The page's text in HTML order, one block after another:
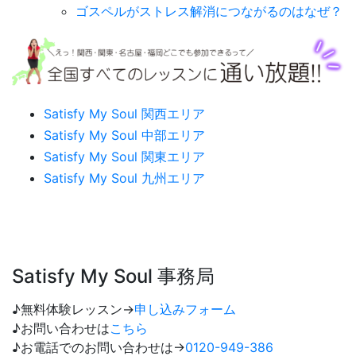
ゴスペルがストレス解消につながるのはなぜ？
Satisfy My Soul 関西エリア
Satisfy My Soul 中部エリア
Satisfy My Soul 関東エリア
Satisfy My Soul 九州エリア
Satisfy My Soul 事務局
♪無料体験レッスン→申し込みフォーム
♪お問い合わせはこちら
♪お電話でのお問い合わせは→0120-949-386